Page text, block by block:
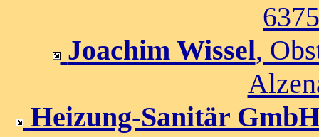
Joachim Wissel,
Heizung-Sanitär